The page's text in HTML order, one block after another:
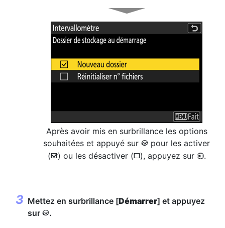
Après avoir mis en surbrillance les options
souhaitées et appuyé sur J pour les activer
(M) ou les désactiver (U), appuyez sur 4.
Mettez en surbrillance [Démarrer] et appuyez
sur J.